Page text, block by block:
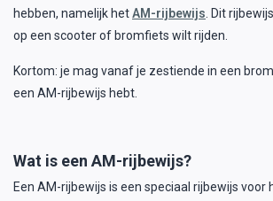
hebben, namelijk hetAM-rijbewijs. Dit
op een scooter of bromfiets wilt rijden.
Kortom: je mag vanaf je zestiende in een
een AM-rijbewijs hebt.
Wat is een AM-rijbewijs?
Een AM-rijbewijs is een speciaal rijbewijs voor